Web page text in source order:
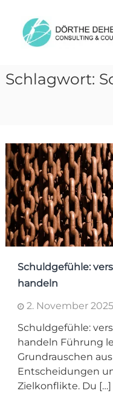
content
Dehe
Consulting
Schlagwort:
Schuldgefühle:
handeln
2. November 2025
Schuldgefühle:
handeln Führung
Grundrauschen
Entscheidungen
Zielkonflikte. Du […]